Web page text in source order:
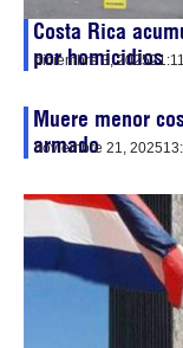
Costa Rica
por homicidios
diciembre 3, 202521:11
Muere menor
armado
noviembre 21, 2025